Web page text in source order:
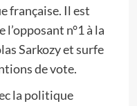
française. Il est
n°1 à la
Sarkozy et surfe
de vote.
la politique